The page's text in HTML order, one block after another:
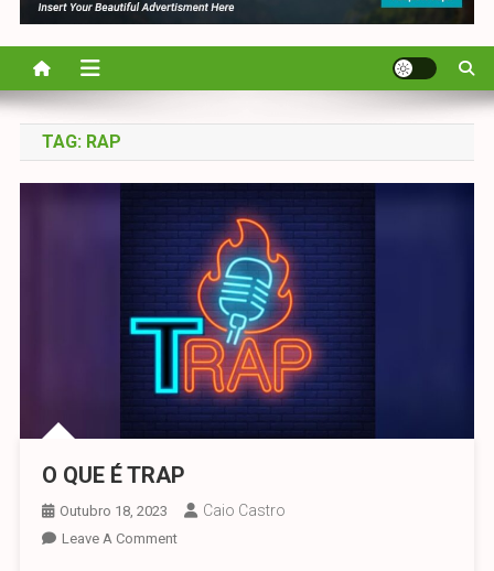
TAG: RAP
O QUE É TRAP
Outubro 18, 2023 Caio Castro
Leave A CommentOn